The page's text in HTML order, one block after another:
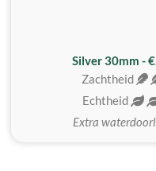
Silver 30mm -
Zachtheid
Echtheid
Extra